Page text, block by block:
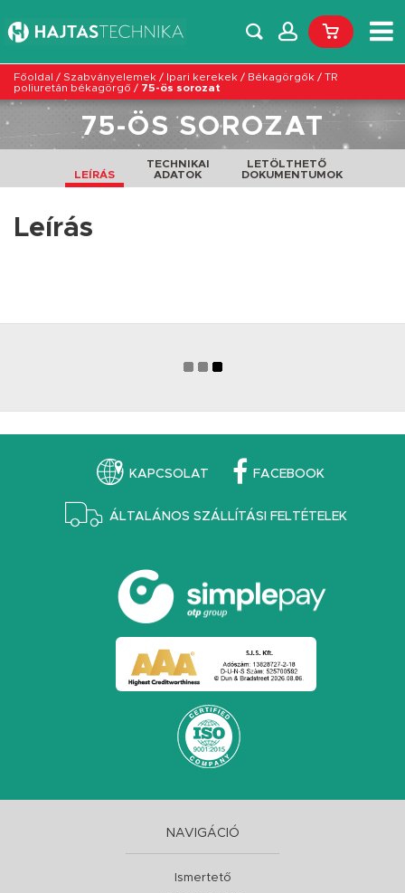
Főoldal / Szabványelemek / Ipari kerekek / Békagörgők / TR
poliuretán békagörgő / 75-ös sorozat
75-ÖS SOROZAT
LEÍRÁS
TECHNIKAI
ADATOK
LETÖLTHETŐ
DOKUMENTUMOK
Leírás
KAPCSOLAT FACEBOOK
ÁLTALÁNOS SZÁLLÍTÁSI FELTÉTELEK
NAVIGÁCIÓ
Ismertető